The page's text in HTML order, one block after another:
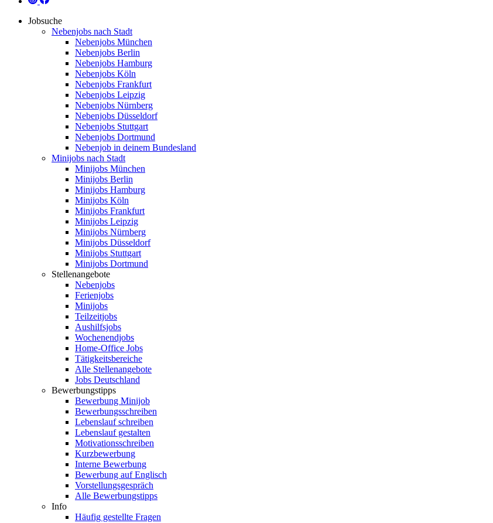
Jobsuche
Nebenjobs nach Stadt
Nebenjobs München
Nebenjobs Berlin
Nebenjobs Hamburg
Nebenjobs Köln
Nebenjobs Frankfurt
Nebenjobs Leipzig
Nebenjobs Nürnberg
Nebenjobs Düsseldorf
Nebenjobs Stuttgart
Nebenjobs Dortmund
Nebenjob in deinem Bundesland
Minijobs nach Stadt
Minijobs München
Minijobs Berlin
Minijobs Hamburg
Minijobs Köln
Minijobs Frankfurt
Minijobs Leipzig
Minijobs Nürnberg
Minijobs Düsseldorf
Minijobs Stuttgart
Minijobs Dortmund
Stellenangebote
Nebenjobs
Ferienjobs
Minijobs
Teilzeitjobs
Aushilfsjobs
Wochenendjobs
Home-Office Jobs
Tätigkeitsbereiche
Alle Stellenangebote
Jobs Deutschland
Bewerbungstipps
Bewerbung Minijob
Bewerbungsschreiben
Lebenslauf schreiben
Lebenslauf gestalten
Motivationsschreiben
Kurzbewerbung
Interne Bewerbung
Bewerbung auf Englisch
Vorstellungsgespräch
Alle Bewerbungstipps
Info
Häufig gestellte Fragen